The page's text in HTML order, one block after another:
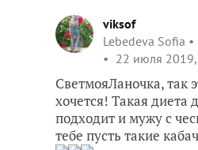
viksof
Lebedeva Sofia
22 июля
СветмояЛаночка, так
хочется! Такая
подходит и мужу с
тебе пусть такие